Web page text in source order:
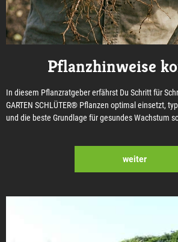
Pflanzhinweise
In diesem Pflanzratgeber erfährst Du Schritt für
GARTEN SCHLÜTER® Pflanzen optimal einsetzt,
und die beste Grundlage für gesundes Wachstum
weiter